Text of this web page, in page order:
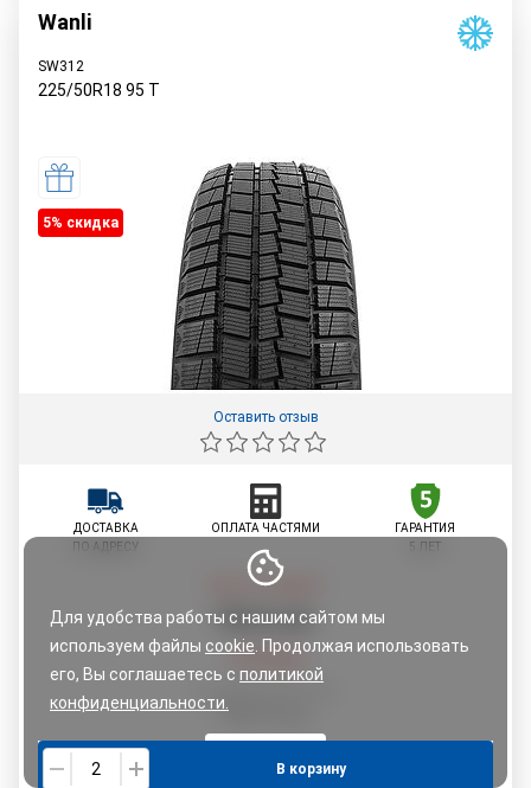
Для удобства работы с нашим сайтом мы
используем файлы cookie . Продолжая использовать
его, Вы соглашаетесь с политикой
конфиденциальности.
Wanli
SW312
225/50R18 95 T
5% cкидка
Оставить отзыв
ДОСТАВКА
ПО АДРЕСУ
ОПЛАТА ЧАСТЯМИ
ГАРАНТИЯ
5 ЛЕТ
Цена со скидкой:
182,52руб.
192,12руб.
192,12
В корзину